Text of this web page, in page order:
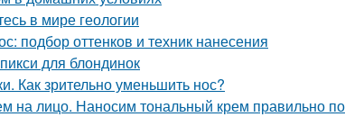
в мире геологии
подбор оттенков и техник нанесения
для блондинок
Как зрительно уменьшить нос?
на лицо. Наносим тональный крем правильно